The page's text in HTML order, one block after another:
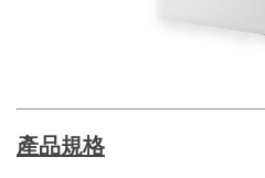
產品規格